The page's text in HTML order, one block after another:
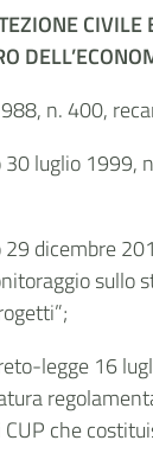
n. 400,
luglio 1999,
dicembre
sullo
legge 16
che